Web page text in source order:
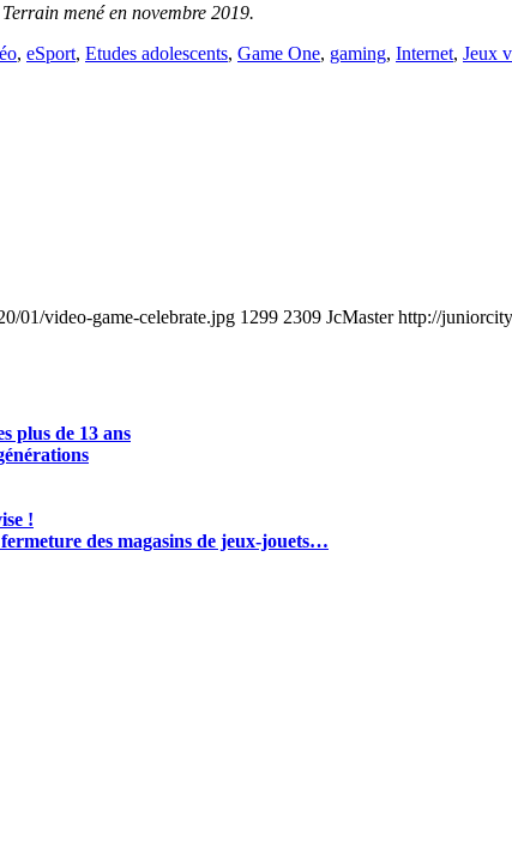
mené en novembre 2019.
, eSport, Etudes adolescents, Game One, gaming, Internet, Jeux
01/video-game-celebrate.jpg 1299 2309 JcMaster http://
plus de 13 ans
!
des magasins de jeux-jouets…